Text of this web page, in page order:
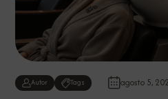
Autor Tags agosto 5,